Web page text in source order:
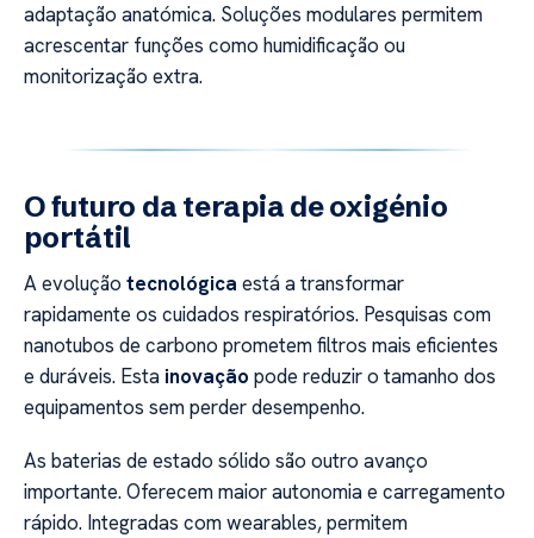
adaptação anatómica. Soluções modulares permitem
acrescentar funções como humidificação ou
monitorização extra.
O futuro da terapia de oxigénio
portátil
A evolução tecnológica está a transformar
rapidamente os cuidados respiratórios. Pesquisas com
nanotubos de carbono prometem filtros mais eficientes
e duráveis. Esta inovação pode reduzir o tamanho dos
equipamentos sem perder desempenho.
As baterias de estado sólido são outro avanço
importante. Oferecem maior autonomia e carregamento
rápido. Integradas com wearables, permitem